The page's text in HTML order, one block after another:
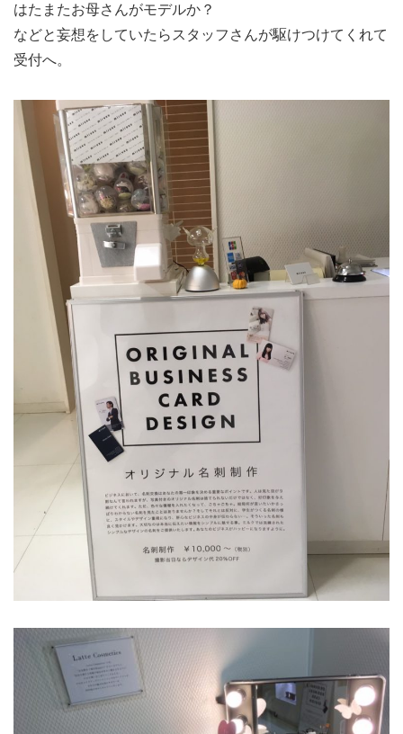
はたまたお母さんがモデルか？
などと妄想をしていたらスタッフさんが駆けつけてくれて
受付へ。